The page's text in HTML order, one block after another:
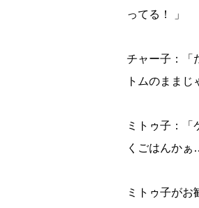
ってる！ 」
チャー子：「
トムのままじ
ミトゥ子：
くごはんか
ミトゥ子が